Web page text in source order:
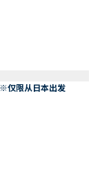
仅限从日本出发